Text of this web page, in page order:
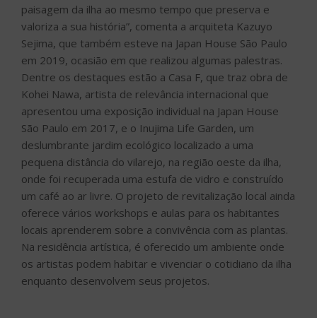
paisagem da ilha ao mesmo tempo que preserva e
valoriza a sua história”, comenta a arquiteta Kazuyo
Sejima, que também esteve na Japan House São Paulo
em 2019, ocasião em que realizou algumas palestras.
Dentre os destaques estão a Casa F, que traz obra de
Kohei Nawa, artista de relevância internacional que
apresentou uma exposição individual na Japan House
São Paulo em 2017, e o Inujima Life Garden, um
deslumbrante jardim ecológico localizado a uma
pequena distância do vilarejo, na região oeste da ilha,
onde foi recuperada uma estufa de vidro e construído
um café ao ar livre. O projeto de revitalização local ainda
oferece vários workshops e aulas para os habitantes
locais aprenderem sobre a convivência com as plantas.
Na residência artística, é oferecido um ambiente onde
os artistas podem habitar e vivenciar o cotidiano da ilha
enquanto desenvolvem seus projetos.